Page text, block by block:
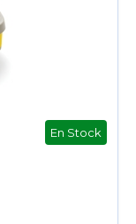
En Stock